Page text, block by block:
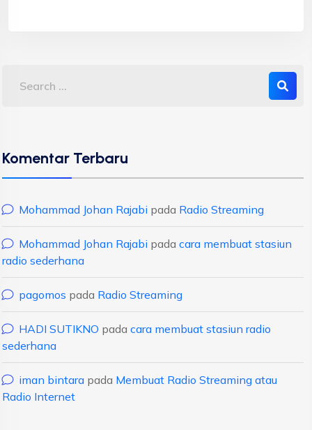
Komentar Terbaru
Mohammad Johan Rajabi pada Radio Streaming
Mohammad Johan Rajabi pada cara membuat stasiun
radio sederhana
pagomos pada Radio Streaming
HADI SUTIKNO pada cara membuat stasiun radio
sederhana
iman bintara pada Membuat Radio Streaming atau
Radio Internet